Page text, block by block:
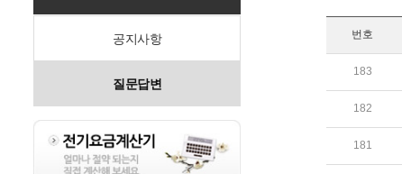
공지사항
질문답변
번호
183
182
181